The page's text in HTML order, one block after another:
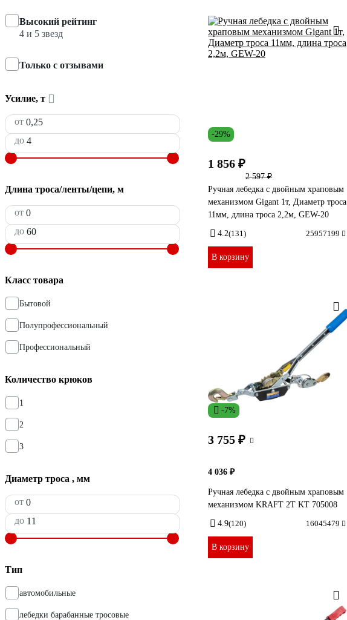
Высокий рейтинг
4 и 5 звезд
Только с отзывами
Усилие, т
от
до
Длина троса/ленты/цепи, м
от
до
Класс товара
Бытовой
Полупрофессиональный
Профессиональный
Количество крюков
1
2
3
Диаметр троса , мм
от
до
Тип
автомобильные
лебедки барабанные тросовые
-29%
1 856 ₽
2 597 ₽
Ручная лебедка с двойным храповым
механизмом Gigant 1т, Диаметр троса
11мм, длина троса 2,2м, GEW-20
4.2(131) 25957199
В корзину
-7%
3 755 ₽
4 036 ₽
Ручная лебедка с двойным храповым
механизмом KRAFT 2Т KT 705008
4.9(120) 16045479
В корзину